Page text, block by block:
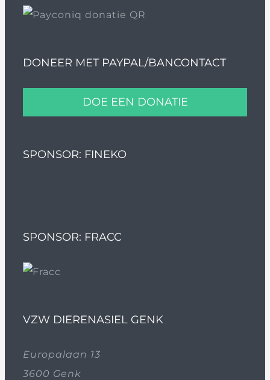
DONEER MET PAYPAL/BANCONTACT
DOE EEN DONATIE
SPONSOR: FINEKO
SPONSOR: FRACC
VZW DIERENASIEL GENK
Europalaan 13
3600 Genk